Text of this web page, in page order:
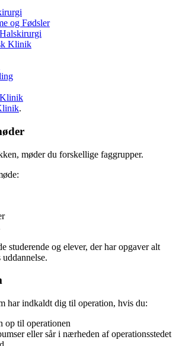
og Fødsler
Klinik
.
møder du forskellige faggrupper.
studerende og elever, der har opgaver alt
har indkaldt dig til operation, hvis du:
op til operationen
eller sår i nærheden af operationsstedet